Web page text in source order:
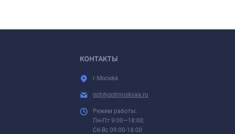
КОНТАКТЫ
г.Москва
opt@optmoskvaa.ru
Режим работы:
Пн-Пт 9:00—18:00;
Сб-Вс 09:00-18:00